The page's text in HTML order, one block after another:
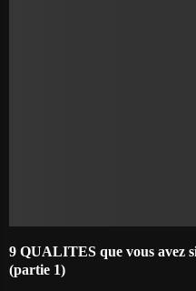
9 QUALITES que vous avez
(partie 1)